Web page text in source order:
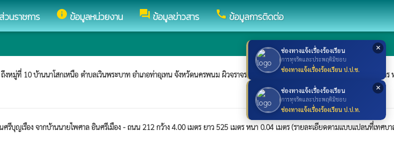
✕
ช่องทางแจ้งเรื่องร้องเรียน
การทุจริตและประพฤติมิชอบ
ช่องทางแจ้งเรื่องร้องเรียน ป.ป.ช.
✕
ช่องทางแจ้งเรื่องร้องเรียน
การทุจริตและประพฤติมิชอบ
ช่องทางแจ้งเรื่องร้องเรียน ป.ป.ท.
วนราชการ infoข้อมูลหน่วยงาน forumข้อมูลข่าวสาร callข้อมูลการติดต่อ
งหมู่ที่ 10 บ้านนาโสกเหนือ ตำบลเวินพระบาท อำเภอท่าอุเทน จังหวัดนครพนม ผิวจราจรกว้าง 5.00 เมตร หนา 0.15 เมตร ยาว 500.00 เมตร
บุญเรือง จากบ้านนายไพศาล อินศรีเมือง - ถนน 212 กว้าง 4.00 เมตร ยาว 525 เมตร หนา 0.04 เมตร (รายละเอียดตามแบบแปลนที่เทศบ